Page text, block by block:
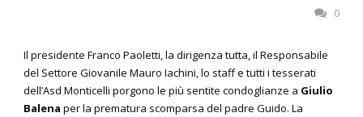
0
Il presidente Franco Paoletti, la dirigenza tutta, il Responsabile
del Settore Giovanile Mauro Iachini, lo staff e tutti i tesserati
dell’Asd Monticelli porgono le più sentite condoglianze a Giulio
Balena per la prematura scomparsa del padre Guido. La